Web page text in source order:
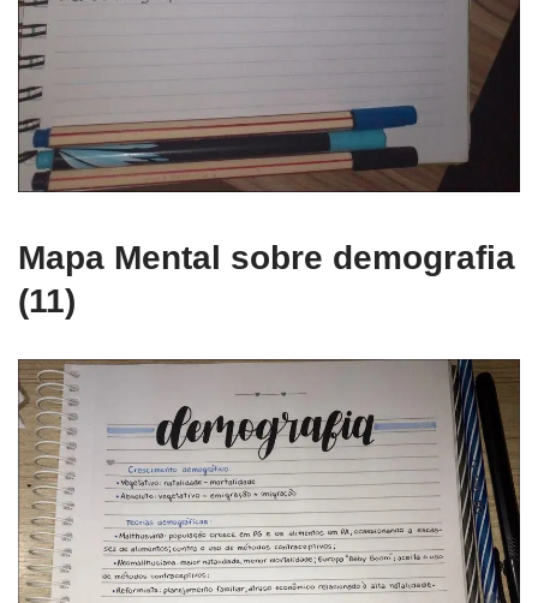
Mapa Mental sobre demografia
(11)